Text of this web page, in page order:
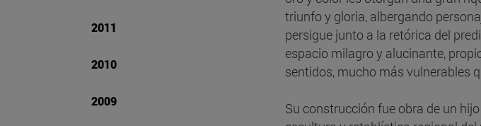
2011
2010
2009
triunfo y gloria, albergando
persigue junto a la retórica del
espacio milagro y alucinante,
sentidos, mucho más vulnerables
Su construcción fue obra de un